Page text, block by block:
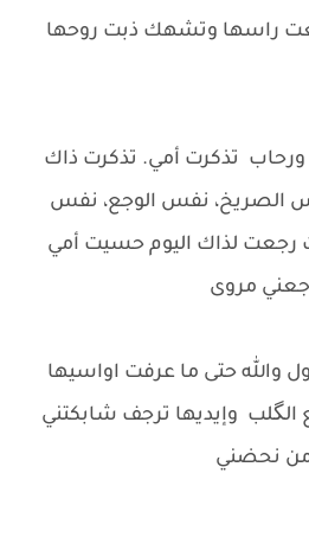
راسها وتشهك ذبت روحها
تذكرت أمي. تذكرت ذاك
الصريخ، نفس الوجع، نفس
رجعت لذاك اليوم حسيت أمي
مروى
والله حتى ما عرفت اواسيها
وإيديها ترجف شابكتني
من نحضني